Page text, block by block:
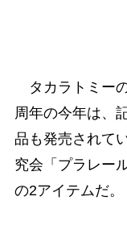
タカラトミー
周年の今年は、
品も発売されて
究会「プラレー
の2アイテムだ。